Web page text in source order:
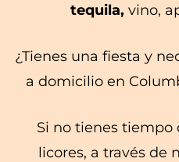
tequila, vino,
¿Tienes una fiesta y
a domicilio en
Si no tienes tiempo
licores, a través de